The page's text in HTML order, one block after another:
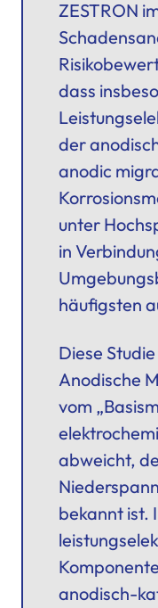
ZESTRON
dass
der
anodic
unter
in
häufigsten
Diese
Anodische
vom
abweicht,
bekannt ist.
anodisch-